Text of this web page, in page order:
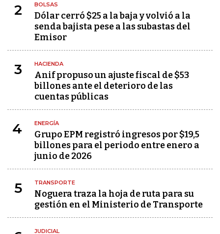
2 BOLSAS
Dólar cerró $25 a la baja y volvió a la
senda bajista pese a las subastas del
Emisor
3 HACIENDA
Anif propuso un ajuste fiscal de $53
billones ante el deterioro de las
cuentas públicas
4 ENERGÍA
Grupo EPM registró ingresos por $19,5
billones para el periodo entre enero a
junio de 2026
5 TRANSPORTE
Noguera traza la hoja de ruta para su
gestión en el Ministerio de Transporte
JUDICIAL